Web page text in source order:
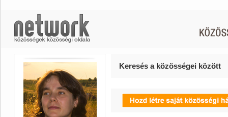
Keresés a közösségei között